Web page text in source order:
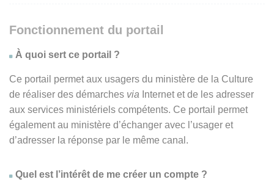
Fonctionnement du portail
À quoi sert ce portail ?
Ce portail permet aux usagers du ministère de la Culture
de réaliser des démarches via Internet et de les adresser
aux services ministériels compétents. Ce portail permet
également au ministère d’échanger avec l’usager et
d’adresser la réponse par le même canal.
Quel est l’intérêt de me créer un compte ?